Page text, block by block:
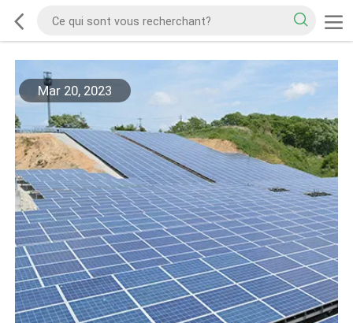
Mar 20, 2023